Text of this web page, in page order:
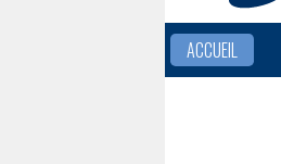
ACCUEIL